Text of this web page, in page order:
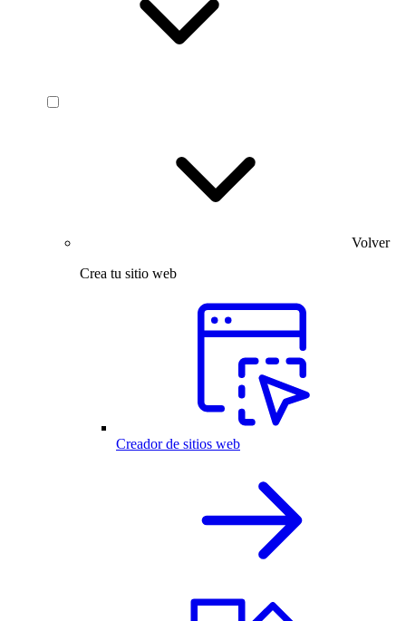
Volver
Crea tu sitio web
Creador de sitios web